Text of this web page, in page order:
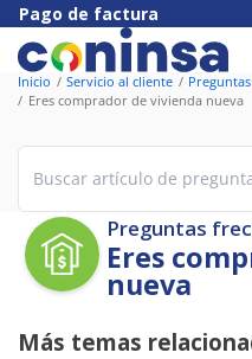
Pago de factura
Inicio Servicio al cliente
Eres comprador de vivienda nueva
Preguntas
Eres
nueva
Más temas